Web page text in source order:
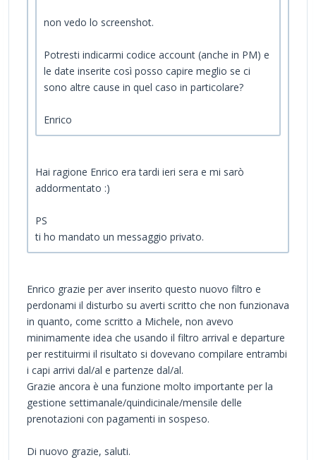
non vedo lo screenshot.
Potresti indicarmi codice account (anche in PM) e
le date inserite così posso capire meglio se ci
sono altre cause in quel caso in particolare?
Enrico
Hai ragione Enrico era tardi ieri sera e mi sarò
addormentato :)
PS
ti ho mandato un messaggio privato.
Enrico grazie per aver inserito questo nuovo filtro e
perdonami il disturbo su averti scritto che non funzionava
in quanto, come scritto a Michele, non avevo
minimamente idea che usando il filtro arrival e departure
per restituirmi il risultato si dovevano compilare entrambi
i capi arrivi dal/al e partenze dal/al.
Grazie ancora è una funzione molto importante per la
gestione settimanale/quindicinale/mensile delle
prenotazioni con pagamenti in sospeso.
Di nuovo grazie, saluti.